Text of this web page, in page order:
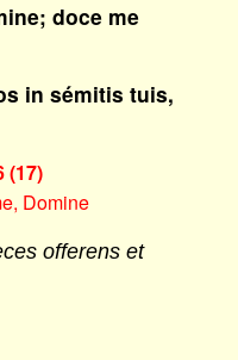
doce me
in sémitis tuis,
(17)
Domine
offerens et